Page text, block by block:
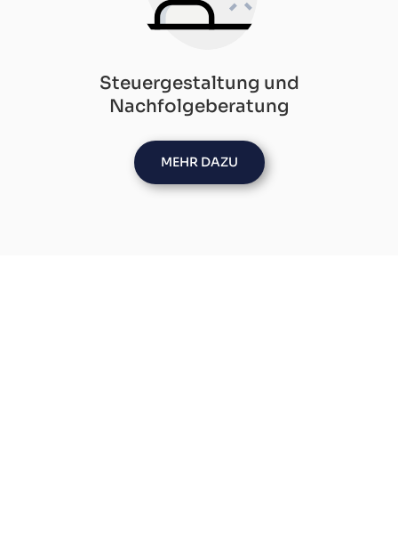
Steuergestaltung und
Nachfolgeberatung
MEHR DAZU